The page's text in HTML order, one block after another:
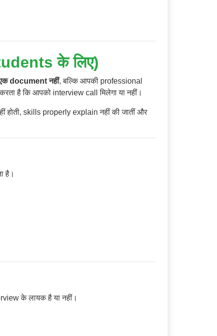
के लिए)
document नहीं, बल्कि आपकी professional
है कि आपको interview call मिलेगा या नहीं।
होती, skills properly explain नहीं की जातीं और
है।
के लायक है या नहीं।